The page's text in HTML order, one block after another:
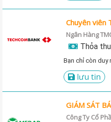
Thỏa
lưu tin
GIÁM SÁT
Công Ty Cổ